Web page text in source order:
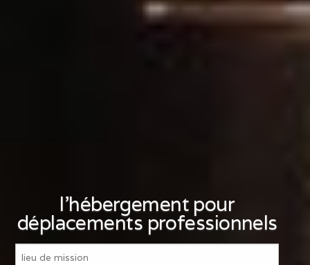
l'hébergement pour
déplacements professionnels